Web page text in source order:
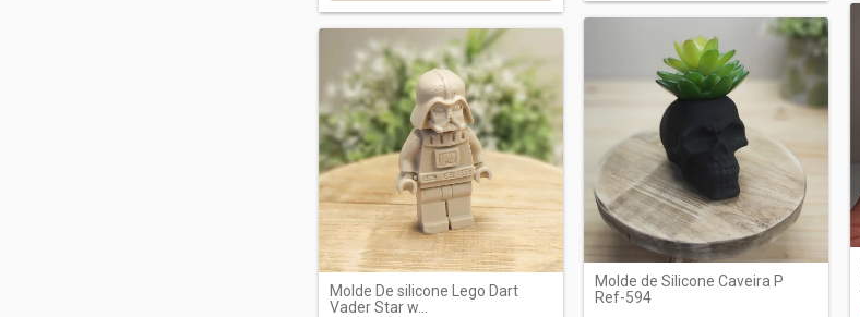
Molde De silicone Lego Dart
Vader Star w...
Molde de Silicone Caveira P
Ref-594